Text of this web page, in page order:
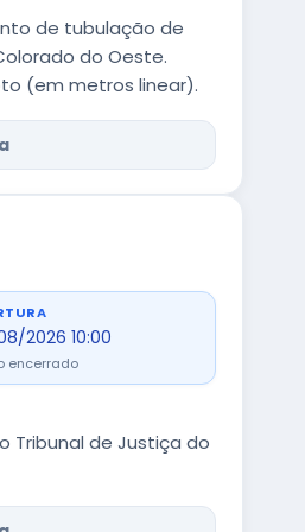
de tubulação de
do Oeste.
(em metros linear).
2026 10:00
encerrado
de Justiça do